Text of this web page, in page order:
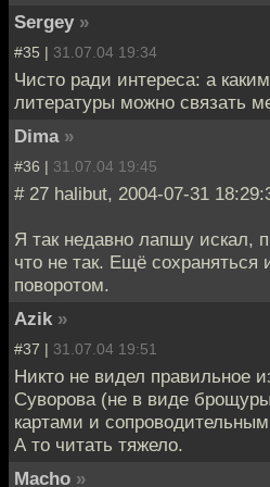
Sergey »
#35 | 31.07.04 19:34
Чисто ради интереса: а
литературы можно связать
Dima »
#36 | 31.07.04 19:45
# 27 halibut, 2004-07-31
Я так недавно лапшу искал,
что не так. Ещё сохраняться
поворотом.
Azik »
#37 | 31.07.04 19:51
Никто не видел правильное
Суворова (не в виде
картами и
А то читать тяжело.
Macho »